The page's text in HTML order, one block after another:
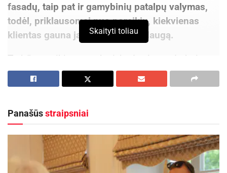
fasadų, taip pat ir gamybinių patalpų valymas,
todėl, priklausomai nuo poreikių, kiekvienas
klientas gauna jam reikiamą paslaugą.
Turbūt nereikia net sakyti, kad valymo darbai
visada turi būti atliekami tinkamai – neteisingai
atliekamas darbas ne visada padeda pašalinti
kenksmingos žmogui ir jį supančiai aplinkai. Kad
specialistus, kurie garantuos nepriekaištingą
atliekamų darbų kokybę ir galės suteikti
Skaityti toliau
Panašūsstraipsniai